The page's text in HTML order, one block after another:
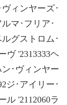
ィンヤーズ･
マ･フリア･
グストロム･
ヴ '2313333ヘ
･ヴィンヤー
ジ･アイリー･
ル '2112060ラ